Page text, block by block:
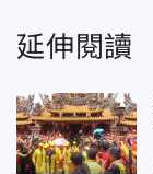
延伸閱讀